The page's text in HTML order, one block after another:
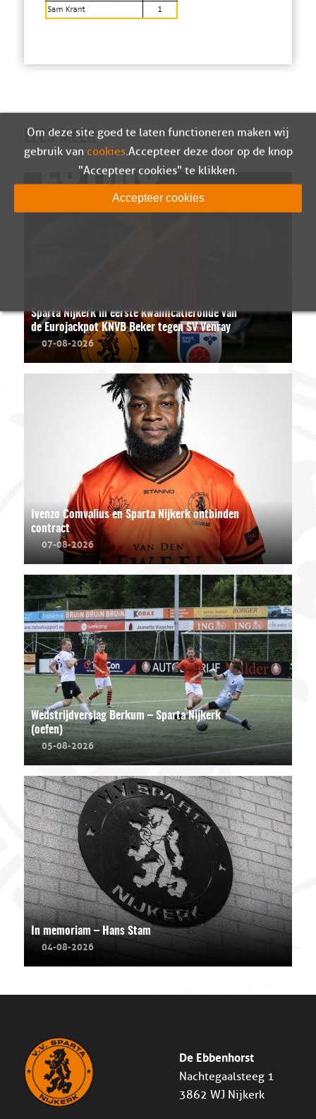
LEES MEER
Sparta Nijkerk in eerste kwalificatieronde van
de Eurojackpot KNVB Beker tegen SV Venray
07-08-2026
Ivenzo Comvalius en Sparta Nijkerk ontbinden
contract
07-08-2026
Wedstrijdverslag Berkum – Sparta Nijkerk
(oefen)
05-08-2026
In memoriam – Hans Stam
04-08-2026
De Ebbenhorst
Nachtegaalsteeg 1
3862 WJ Nijkerk
Om deze site goed te laten functioneren maken wij
gebruik van cookies. Accepteer deze door op de knop
"Accepteer cookies" te klikken.
Accepteer cookies